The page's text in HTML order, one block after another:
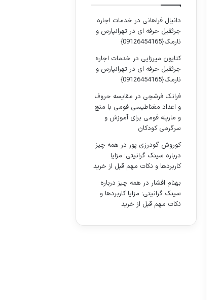
دانیال فراهانی در خدمات اجاره
جرثقیل حرفه ای در تهرانپارس و
نارمک{09126454165}
کتایون میرزایی در خدمات اجاره
جرثقیل حرفه ای در تهرانپارس و
نارمک{09126454165}
فرانک فرشچی در مقایسه حروف
و اعداد مغناطیسی فومی با منچ
و مارپله فومی برای آموزش و
سرگرمی کودکان
کوروش گودرزی پوردر همه چیز
درباره سینک گرانیتی؛ مزایا
کاربردها و نکات مهم قبل از خرید
بهنام افشاردر همه چیز درباره
سینک گرانیتی؛ مزایا کاربردها و
نکات مهم قبل از خرید